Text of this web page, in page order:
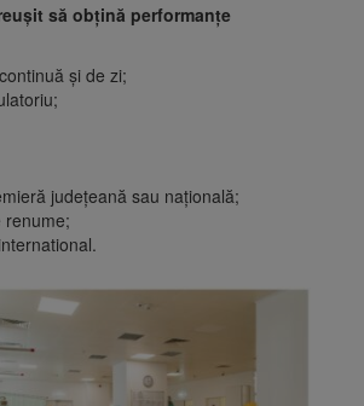
să obțină performanțe
și de zi;
județeană sau națională;
renume;